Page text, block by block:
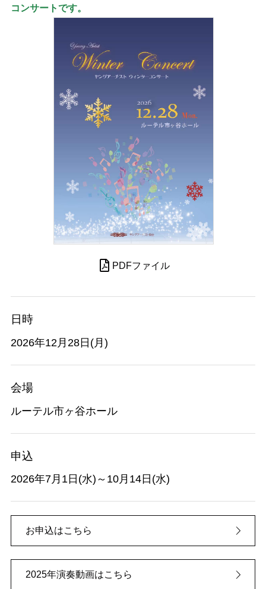
コンサートです。
PDFファイル
日時
2026年12月28日(月)
会場
ルーテル市ヶ谷ホール
申込
2026年7月1日(水)～10月14日(水)
お申込はこちら
2025年演奏動画はこちら